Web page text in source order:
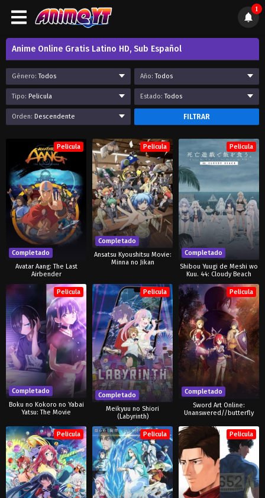
1
Anime Online Gratis Latino HD, Sub Español
Género:Todos Año:Todos
Tipo: Pelicula Estado:Todos
Orden: Descendente FILTRAR
Completado
Pelicula
Avatar Aang: The Last
Airbender
Completado
Pelicula
Ansatsu Kyoushitsu Movie:
Minna no Jikan
Completado
Pelicula
Shibou Yuugi de Meshi wo
Kuu. 44: Cloudy Beach
Completado
Pelicula
Boku no Kokoro no Yabai
Yatsu: The Movie
Completado
Pelicula
Meikyuu no Shiori
(Labyrinth)
Completado
Pelicula
Sword Art Online:
Unanswered//butterfly
Pelicula Pelicula Pelicula